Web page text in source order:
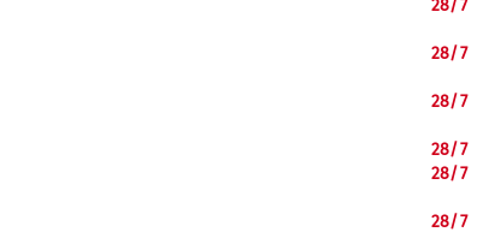
28/7
28/7
28/7
28/7
28/7
28/7